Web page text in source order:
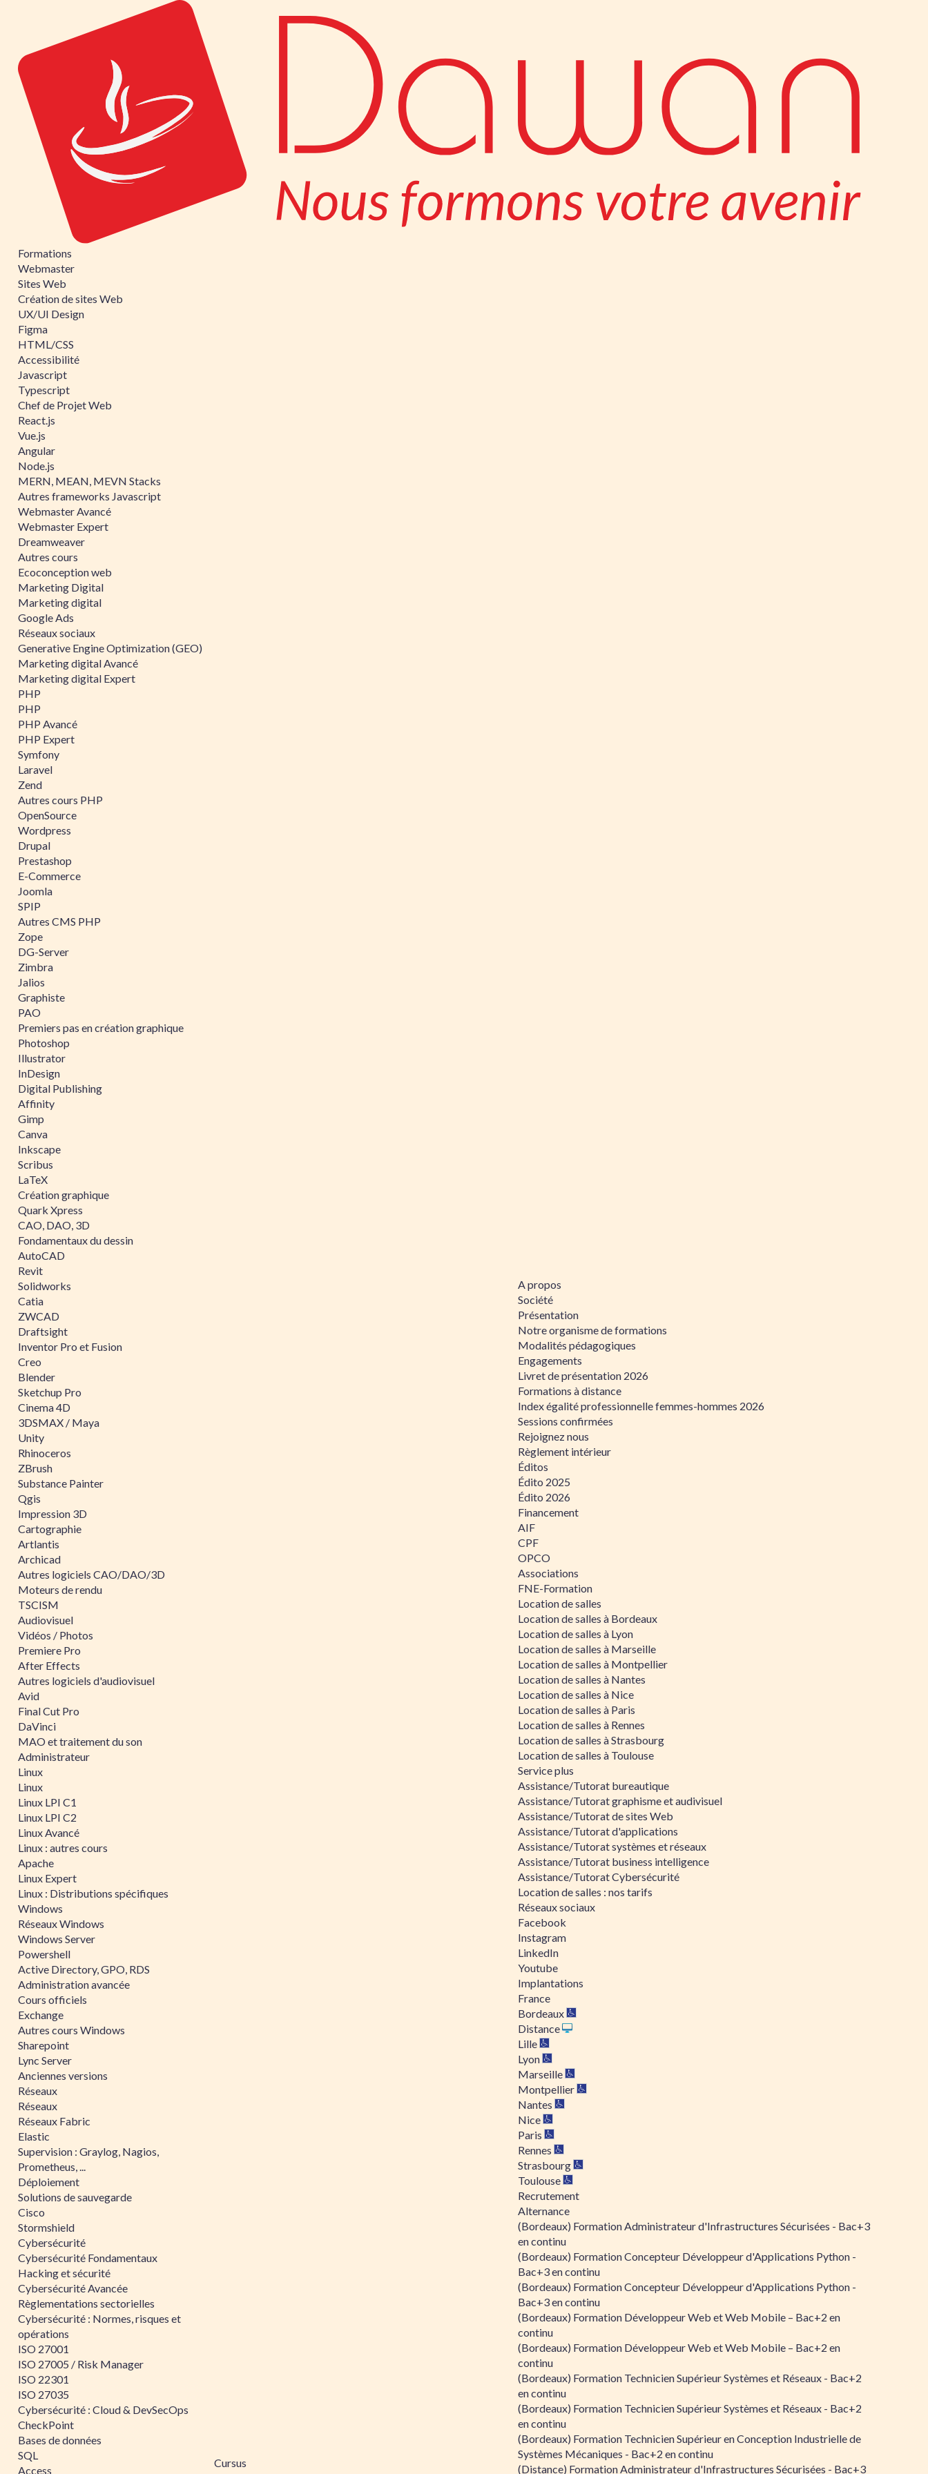
Formations
Webmaster
Sites Web
Création de sites Web
UX/UI Design
Figma
HTML/CSS
Accessibilité
Javascript
Typescript
Chef de Projet Web
React.js
Vue.js
Angular
Node.js
MERN, MEAN, MEVN Stacks
Autres frameworks Javascript
Webmaster Avancé
Webmaster Expert
Dreamweaver
Autres cours
Ecoconception web
Marketing Digital
Marketing digital
Google Ads
Réseaux sociaux
Generative Engine Optimization (GEO)
Marketing digital Avancé
Marketing digital Expert
PHP
PHP
PHP Avancé
PHP Expert
Symfony
Laravel
Zend
Autres cours PHP
OpenSource
Wordpress
Drupal
Prestashop
E-Commerce
Joomla
SPIP
Autres CMS PHP
Zope
DG-Server
Zimbra
Jalios
Graphiste
PAO
Premiers pas en création graphique
Photoshop
Illustrator
InDesign
Digital Publishing
Affinity
Gimp
Canva
Inkscape
Scribus
LaTeX
Création graphique
Quark Xpress
CAO, DAO, 3D
Fondamentaux du dessin
AutoCAD
Revit
Solidworks
Catia
ZWCAD
Draftsight
Inventor Pro et Fusion
Creo
Blender
Sketchup Pro
Cinema 4D
3DSMAX / Maya
Unity
Rhinoceros
ZBrush
Substance Painter
Qgis
Impression 3D
Cartographie
Artlantis
Archicad
Autres logiciels CAO/DAO/3D
Moteurs de rendu
TSCISM
Audiovisuel
Vidéos / Photos
Premiere Pro
After Effects
Autres logiciels d'audiovisuel
Avid
Final Cut Pro
DaVinci
MAO et traitement du son
Administrateur
Linux
Linux
Linux LPI C1
Linux LPI C2
Linux Avancé
Linux : autres cours
Apache
Linux Expert
Linux : Distributions spécifiques
Windows
Réseaux Windows
Windows Server
Powershell
Active Directory, GPO, RDS
Administration avancée
Cours officiels
Exchange
Autres cours Windows
Sharepoint
Lync Server
Anciennes versions
Réseaux
Réseaux
Réseaux Fabric
Elastic
Supervision : Graylog, Nagios,
Prometheus, ...
Déploiement
Solutions de sauvegarde
Cisco
Stormshield
Cybersécurité
Cybersécurité Fondamentaux
Hacking et sécurité
Cybersécurité Avancée
Règlementations sectorielles
Cybersécurité : Normes, risques et
opérations
ISO 27001
ISO 27005 / Risk Manager
ISO 22301
ISO 27035
Cybersécurité : Cloud & DevSecOps
CheckPoint
Bases de données
SQL
Access
Cursus
A propos
Société
Présentation
Notre organisme de formations
Modalités pédagogiques
Engagements
Livret de présentation 2026
Formations à distance
Index égalité professionnelle femmes-hommes 2026
Sessions confirmées
Rejoignez nous
Règlement intérieur
Éditos
Édito 2025
Édito 2026
Financement
AIF
CPF
OPCO
Associations
FNE-Formation
Location de salles
Location de salles à Bordeaux
Location de salles à Lyon
Location de salles à Marseille
Location de salles à Montpellier
Location de salles à Nantes
Location de salles à Nice
Location de salles à Paris
Location de salles à Rennes
Location de salles à Strasbourg
Location de salles à Toulouse
Service plus
Assistance/Tutorat bureautique
Assistance/Tutorat graphisme et audivisuel
Assistance/Tutorat de sites Web
Assistance/Tutorat d'applications
Assistance/Tutorat systèmes et réseaux
Assistance/Tutorat business intelligence
Assistance/Tutorat Cybersécurité
Location de salles : nos tarifs
Réseaux sociaux
Facebook
Instagram
LinkedIn
Youtube
Implantations
France
Bordeaux
Distance
Lille
Lyon
Marseille
Montpellier
Nantes
Nice
Paris
Rennes
Strasbourg
Toulouse
Recrutement
Alternance
(Bordeaux) Formation Administrateur d'Infrastructures Sécurisées - Bac+3
en continu
(Bordeaux) Formation Concepteur Développeur d'Applications Python -
Bac+3 en continu
(Bordeaux) Formation Concepteur Développeur d'Applications Python -
Bac+3 en continu
(Bordeaux) Formation Développeur Web et Web Mobile – Bac+2 en
continu
(Bordeaux) Formation Développeur Web et Web Mobile – Bac+2 en
continu
(Bordeaux) Formation Technicien Supérieur Systèmes et Réseaux - Bac+2
en continu
(Bordeaux) Formation Technicien Supérieur Systèmes et Réseaux - Bac+2
en continu
(Bordeaux) Formation Technicien Supérieur en Conception Industrielle de
Systèmes Mécaniques - Bac+2 en continu
(Distance) Formation Administrateur d'Infrastructures Sécurisées - Bac+3